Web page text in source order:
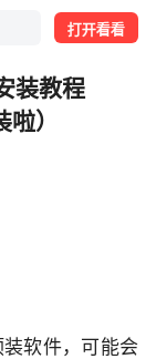
打开看看
装教程
）
软件，可能会